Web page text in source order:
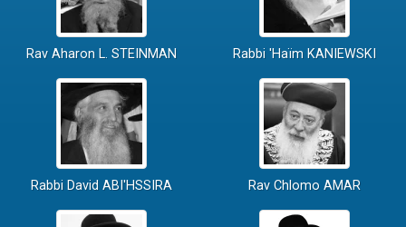
Rav Aharon L. STEINMAN Rabbi 'Haïm KANIEWSKI
Rabbi David ABI'HSSIRA Rav Chlomo AMAR